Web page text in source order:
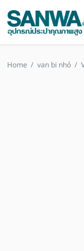
Home / van bi nhỏ /